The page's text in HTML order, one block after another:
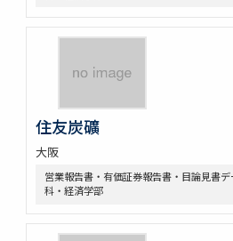
住友炭礦
大阪
営業報告書・有価証券報告書・目論見書
科・経済学部